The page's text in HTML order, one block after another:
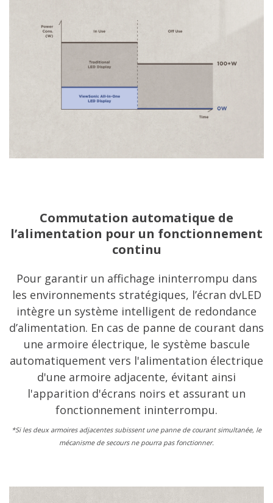
Commutation automatique de
l’alimentation pour un fonctionnement
continu
Pour garantir un affichage ininterrompu dans
les environnements stratégiques, l’écran dvLED
intègre un système intelligent de redondance
d’alimentation. En cas de panne de courant dans
une armoire électrique, le système bascule
automatiquement vers l'alimentation électrique
d'une armoire adjacente, évitant ainsi
l'apparition d'écrans noirs et assurant un
fonctionnement ininterrompu.
*Si les deux armoires adjacentes subissent une panne de courant simultanée, le
mécanisme de secours ne pourra pas fonctionner.